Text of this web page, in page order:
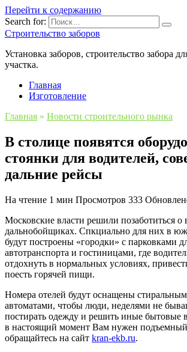
Перейти к содержанию
Search for:
Строительство заборов
Установка заборов, строительство забора
участка.
Главная
Изготовление
Главная » Новости строительного рынка
В столице появятся
стоянки для водителей,
дальние рейсы
На чтение 1 мин Просмотров 333
Московские власти решили позаботиться о
дальнобойщиках. Спкциально для них в
будут построены «городки» с парковками
автотранспорта и гостиницами, где
отдохнуть в нормальных условиях,
поесть горячей пищи.
Номера отелей будут оснащены
автоматами, чтобы люди, неделями не
постирать одежду и решить иные бытовые
в настоящий момент Вам нужен
обращайтесь на сайт kran-ekb.ru.